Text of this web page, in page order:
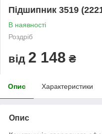
Підшипник 3519
В наявності
Роздріб
від 2 148 ₴
Опис Характеристики
Опис